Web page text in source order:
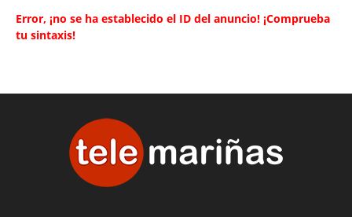
Error, ¡no se ha establecido el ID del anuncio! ¡Comprueba
tu sintaxis!